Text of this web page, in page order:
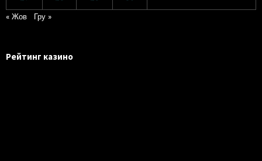
« Жов Гру »
Рейтинг казино